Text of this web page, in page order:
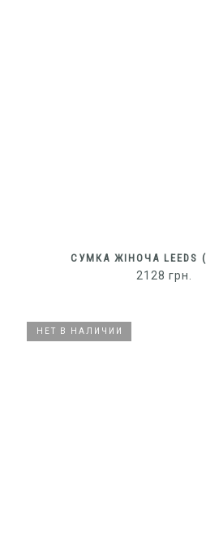
СУМКА ЖІНОЧА LEEDS
2128грн.
НЕТ В НАЛИЧИИ
НЕТ В НАЛИЧИИ